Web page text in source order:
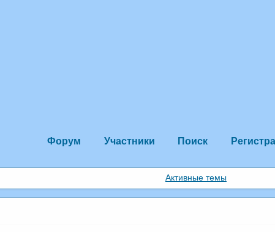
Форум Участники Поиск
Активные темы